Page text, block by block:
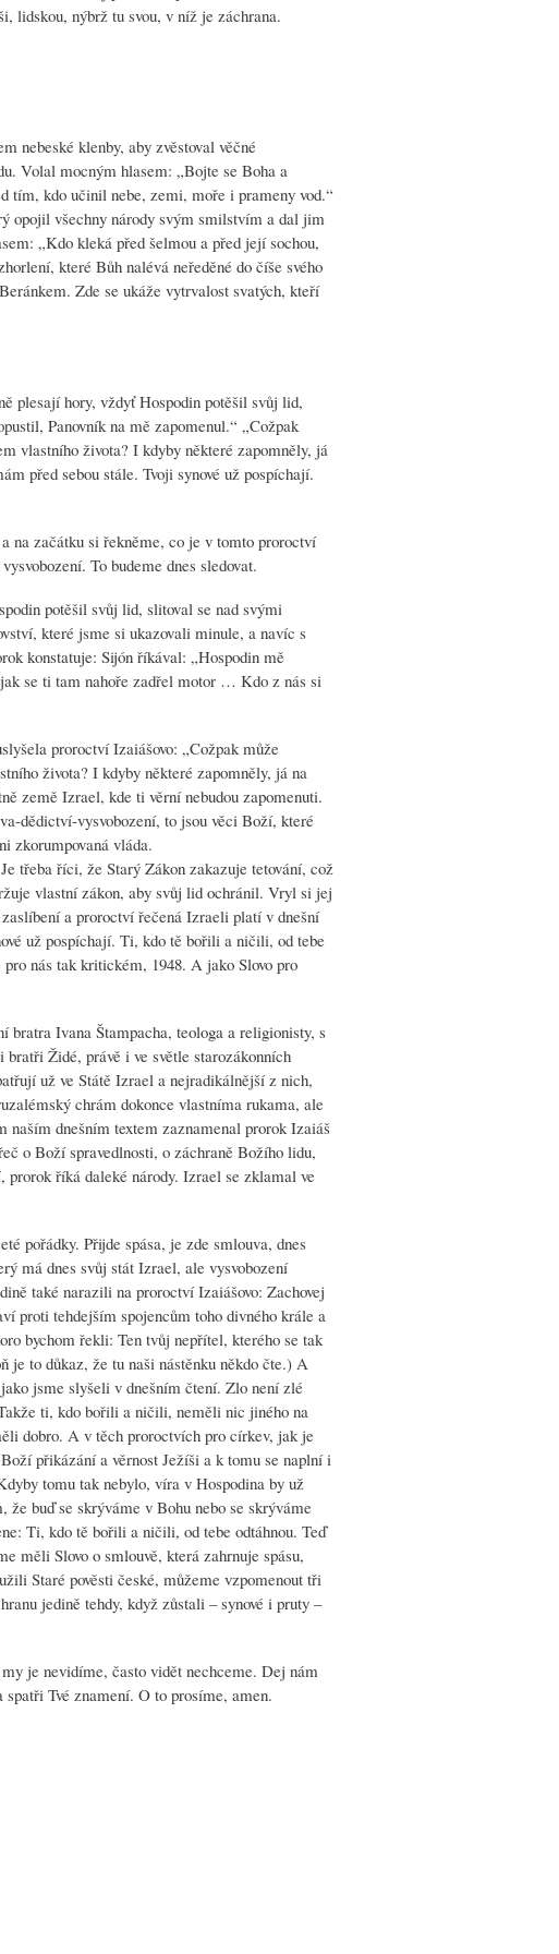
lidskou, nýbrž tu svou, v níž je záchrana.
nebeské klenby, aby zvěstoval věčné
Volal mocným hlasem: „Bojte se Boha a
tím, kdo učinil nebe, zemi, moře i prameny vod.“
opojil všechny národy svým smilstvím a dal jim
„Kdo kleká před šelmou a před její sochou,
které Bůh nalévá neředěné do číše svého
Zde se ukáže vytrvalost svatých, kteří
plesají hory, vždyť Hospodin potěšil svůj lid,
Panovník na mě zapomenul.“ „Cožpak
vlastního života? I kdyby některé zapomněly, já
před sebou stále. Tvoji synové už pospíchají.
začátku si řekněme, co je v tomto proroctví
To budeme dnes sledovat.
potěšil svůj lid, slitoval se nad svými
které jsme si ukazovali minule, a navíc s
konstatuje: Sijón říkával: „Hospodin mě
se ti tam nahoře zadřel motor … Kdo z nás si
proroctví Izaiášovo: „Cožpak může
života? I kdyby některé zapomněly, já na
země Izrael, kde ti věrní nebudou zapomenuti.
dědictví-vysvobození, to jsou věci Boží, které
zkorumpovaná vláda.
třeba říci, že Starý Zákon zakazuje tetování, což
vlastní zákon, aby svůj lid ochránil. Vryl si jej
a proroctví řečená Izraeli platí v dnešní
už pospíchají. Ti, kdo tě bořili a ničili, od tebe
nás tak kritickém, 1948. A jako Slovo pro
bratra Ivana Štampacha, teologa a religionisty, s
Židé, právě i ve světle starozákonních
už ve Státě Izrael a nejradikálnější z nich,
chrám dokonce vlastníma rukama, ale
dnešním textem zaznamenal prorok Izaiáš
o Boží spravedlnosti, o záchraně Božího lidu,
prorok říká daleké národy. Izrael se zklamal ve
pořádky. Přijde spása, je zde smlouva, dnes
má dnes svůj stát Izrael, ale vysvobození
také narazili na proroctví Izaiášovo: Zachovej
proti tehdejším spojencům toho divného krále a
bychom řekli: Ten tvůj nepřítel, kterého se tak
je to důkaz, že tu naši nástěnku někdo čte.) A
jsme slyšeli v dnešním čtení. Zlo není zlé
ti, kdo bořili a ničili, neměli nic jiného na
dobro. A v těch proroctvích pro církev, jak je
přikázání a věrnost Ježíši a k tomu se naplní i
tomu tak nebylo, víra v Hospodina by už
buď se skrýváme v Bohu nebo se skrýváme
Ti, kdo tě bořili a ničili, od tebe odtáhnou. Teď
měli Slovo o smlouvě, která zahrnuje spásu,
Staré pověsti české, můžeme vzpomenout tři
jedině tehdy, když zůstali – synové i pruty –
je nevidíme, často vidět nechceme. Dej nám
Tvé znamení. O to prosíme, amen.